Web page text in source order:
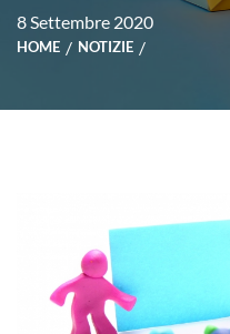
8 Settembre 2020
HOME NOTIZIE